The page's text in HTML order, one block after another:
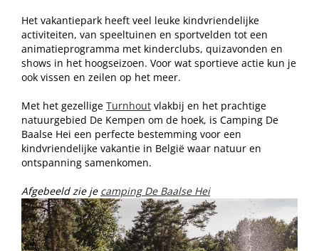
Het vakantiepark heeft veel leuke kindvriendelijke
activiteiten, van speeltuinen en sportvelden tot een
animatieprogramma met kinderclubs, quizavonden en
shows in het hoogseizoen. Voor wat sportieve actie kun je
ook vissen en zeilen op het meer.
Met het gezellige Turnhout vlakbij en het prachtige
natuurgebied De Kempen om de hoek, is Camping De
Baalse Hei een perfecte bestemming voor een
kindvriendelijke vakantie in België waar natuur en
ontspanning samenkomen.
Afgebeeld zie je camping De Baalse Hei